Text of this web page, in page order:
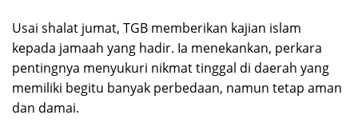
Usai shalat jumat, TGB memberikan kajian islam
kepada jamaah yang hadir. Ia menekankan, perkara
pentingnya menyukuri nikmat tinggal di daerah yang
memiliki begitu banyak perbedaan, namun tetap aman
dan damai.